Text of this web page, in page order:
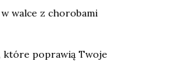
walce z chorobami
które poprawią Twoje